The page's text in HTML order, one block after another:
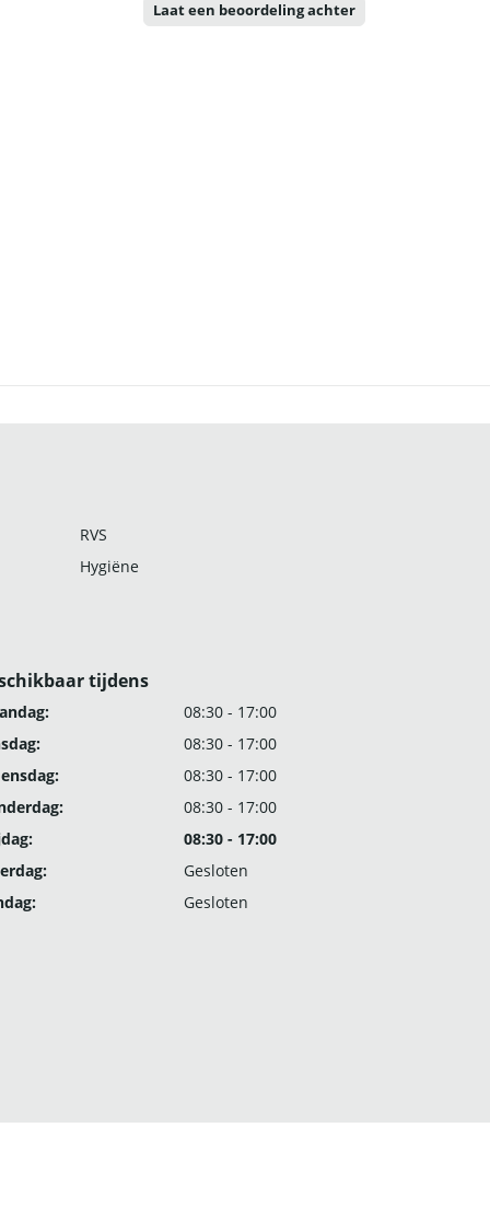
Laat een beoordeling achter
RVS
Hygiëne
tijdens
08:30 - 17:00
08:30 - 17:00
08:30 - 17:00
08:30 - 17:00
08:30 - 17:00
Gesloten
Gesloten